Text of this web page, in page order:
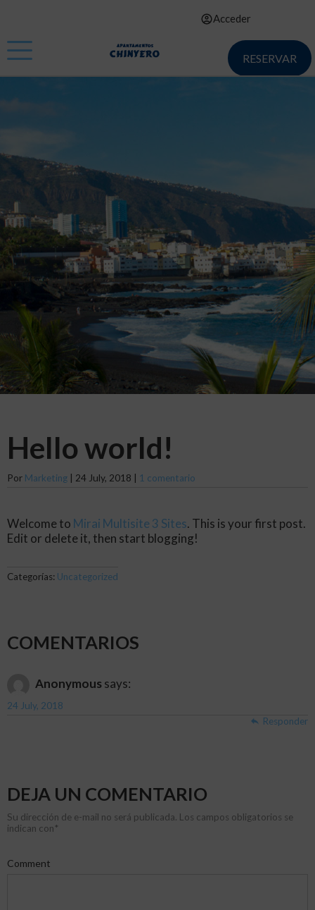
Acceder
RESERVAR
Hello world!
Por Marketing 24 July, 2018 1 comentario
Welcome to Mirai Multisite 3 Sites. This is your first post.
Edit or delete it, then start blogging!
Categorías: Uncategorized
COMENTARIOS
Anonymoussays:
24 July, 2018
Responder
DEJA UN COMENTARIO
Su dirección de e-mail no será publicada. Los campos obligatorios se
indican con*
Comment